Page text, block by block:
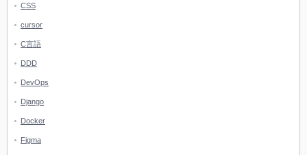
CSS
cursor
C言語
DDD
DevOps
Django
Docker
Figma